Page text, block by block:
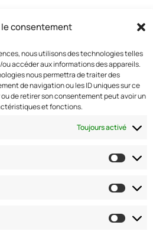
consentement
nous utilisons des technologies telles
accéder aux informations des appareils.
nous permettra de traiter des
de navigation ou les ID uniques sur ce
de retirer son consentement peut avoir un
et fonctions.
Toujours activé
passés